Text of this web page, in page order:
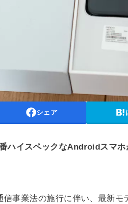
シェア
ハイスペックなAndroidスマホ
信事業法の施行に伴い、最新